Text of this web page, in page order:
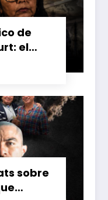
de
el
la
poder
sobre